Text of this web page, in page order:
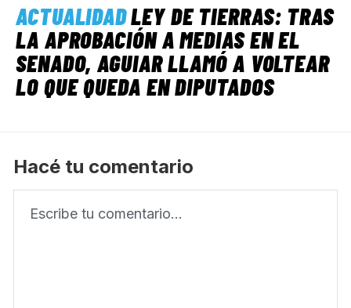
ACTUALIDADLEY DE TIERRAS: TRAS
LA APROBACIÓN A MEDIAS EN EL
SENADO, AGUIAR LLAMÓ A VOLTEAR
LO QUE QUEDA EN DIPUTADOS
Hacé tu comentario